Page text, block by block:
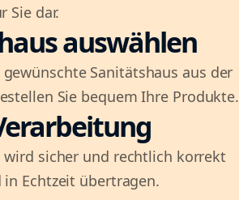
Sie dar.
auswählen
gewünschte Sanitätshaus aus der
Sie bequem Ihre Produkte.
sicher und rechtlich korrekt
Echtzeit übertragen.